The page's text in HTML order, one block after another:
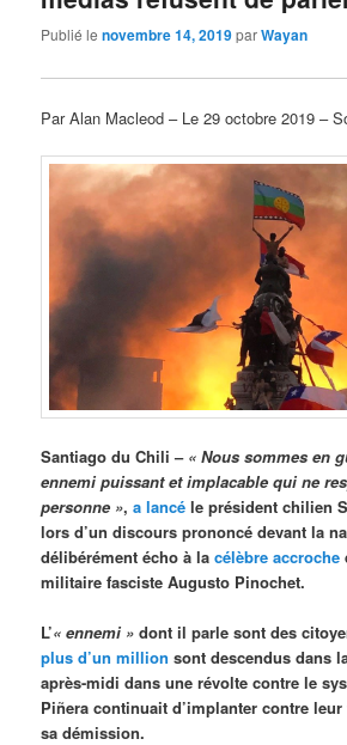
Publié lenovembre 14, 2019parWayan
Par Alan Macleod – Le 29 octobre 2019 –
Santiago du Chili – « Nous sommes en
ennemi puissant et implacable qui ne
personne »,a lancé le président chilien
lors d’un discours prononcé devant la
délibérément écho à lacélèbre accroche
militaire fasciste Augusto Pinochet.
L’« ennemi » dont il parle sont des
plus d’un million sont descendus dans
après-midi dans une révolte contre le
Piñera continuait d’implanter contre
sa démission.